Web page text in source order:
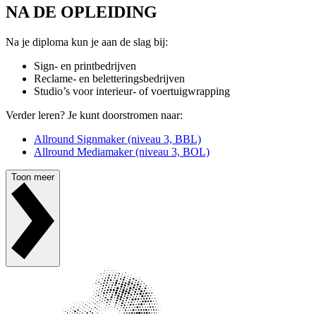
NA DE OPLEIDING
Na je diploma kun je aan de slag bij:
Sign- en printbedrijven
Reclame- en beletteringsbedrijven
Studio’s voor interieur- of voertuigwrapping
Verder leren? Je kunt doorstromen naar:
Allround Signmaker (niveau 3, BBL)
Allround Mediamaker (niveau 3, BOL)
Toon meer